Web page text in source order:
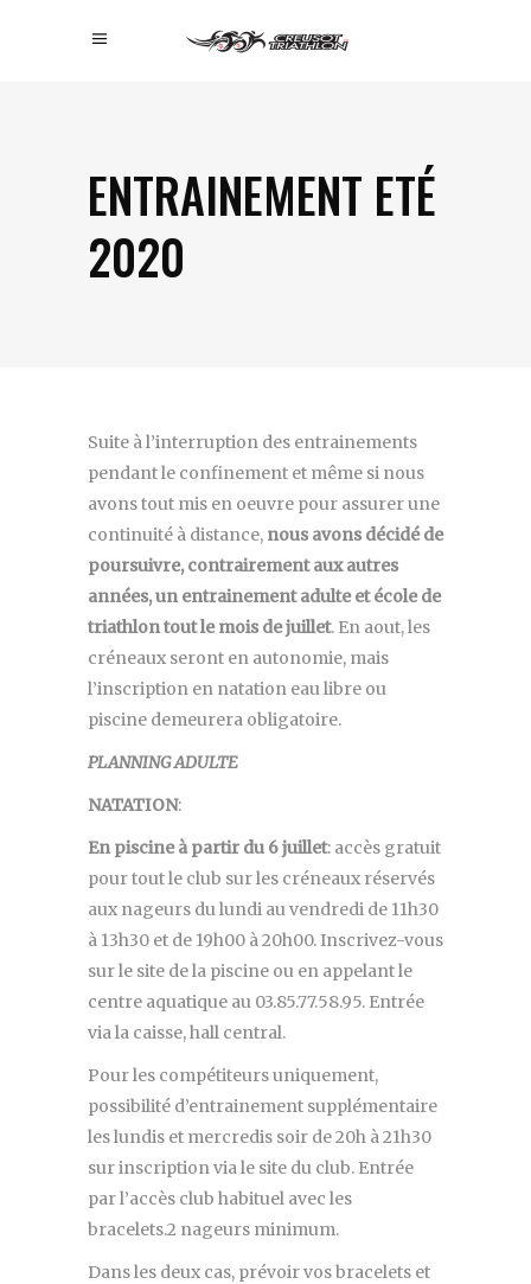
ENTRAINEMENT ETÉ
2020
Suite à l’interruption des entrainements
pendant le confinement et même si nous
avons tout mis en oeuvre pour assurer une
continuité à distance, nous avons décidé de
poursuivre, contrairement aux autres
années, un entrainement adulte et école de
triathlon tout le mois de juillet. En aout, les
créneaux seront en autonomie, mais
l’inscription en natation eau libre ou
piscine demeurera obligatoire.
PLANNING ADULTE
NATATION:
En piscine à partir du 6 juillet: accès gratuit
pour tout le club sur les créneaux réservés
aux nageurs du lundi au vendredi de 11h30
à 13h30 et de 19h00 à 20h00. Inscrivez-vous
sur le site de la piscine ou en appelant le
centre aquatique au 03.85.77.58.95. Entrée
via la caisse, hall central.
Pour les compétiteurs uniquement,
possibilité d’entrainement supplémentaire
les lundis et mercredis soir de 20h à 21h30
sur inscription via le site du club. Entrée
par l’accès club habituel avec les
bracelets.2 nageurs minimum.
Dans les deux cas, prévoir vos bracelets et